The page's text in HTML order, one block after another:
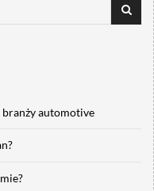
branży automotive